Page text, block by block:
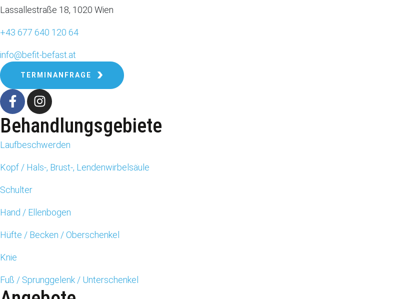
Lassallestraße 18, 1020 Wien
+43 677 640 120 64
info@befit-befast.at
TERMINANFRAGE
Behandlungsgebiete
Laufbeschwerden
Kopf / Hals-, Brust-, Lendenwirbelsäule
Schulter
Hand / Ellenbogen
Hüfte / Becken / Oberschenkel
Knie
Fuß / Sprunggelenk / Unterschenkel